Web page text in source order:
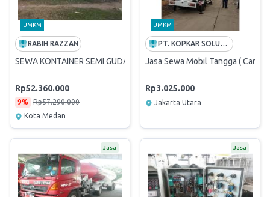
UMKM
RABIH RAZZAN
SEWA KONTAINER SEMI GUDANG 20 FEET PERIODE BULAN
Rp52.360.000
9%
Rp57.290.000
Kota Medan
UMKM
PT. KOPKAR SOLUSI BERSAMA
Jasa Sewa Mobil Tangga ( Car
Rp3.025.000
Jakarta Utara
Jasa Jasa